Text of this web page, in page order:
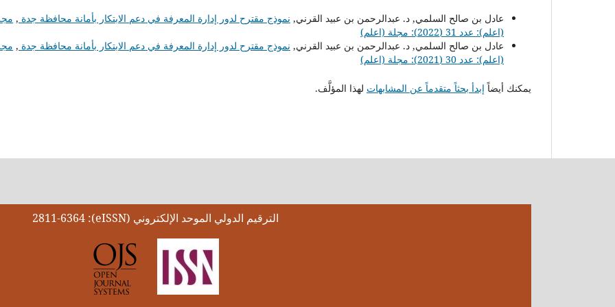
عادل بن صالح السلمي, د. عبدالرحمن بن عبيد القرني, نموذج مقترح لدور إدارة المعرفة في دعم الابتكار بأمانة محافظة جدة ,
(اعلم): عدد 31 (2022): مجلة (اعلم)
عادل بن صالح السلمي, د. عبدالرحمن بن عبيد القرني, نموذج مقترح لدور إدارة المعرفة في دعم الابتكار بأمانة محافظة جدة ,
(اعلم): عدد 30 (2021): مجلة (اعلم)
يمكنك أيضاً إبدأ بحثاً متقدماً عن المشابهات لهذا المؤلَّف.
الترقيم الدولي الموحد الإلكتروني (eISSN): 2811-6364